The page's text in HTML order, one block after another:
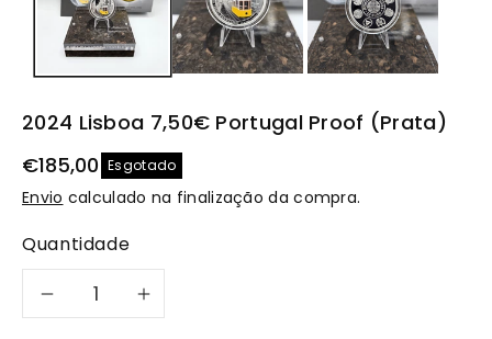
2024 Lisboa 7,50€ Portugal Proof (Prata)
€185,00 Esgotado
Envio calculado na finalização da compra.
Quantidade
DiminuirAumentar